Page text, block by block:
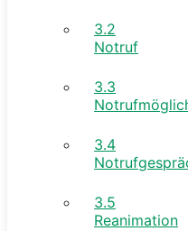
3.2
Notruf
3.3
3.4
3.5
Reanimation